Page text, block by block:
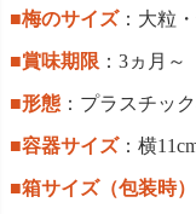
■梅のサイズ：大粒
■賞味期限 ：3ヵ月～
■形態 ：プラスチッ
■容器サイズ：横
■箱サイズ（包装時）